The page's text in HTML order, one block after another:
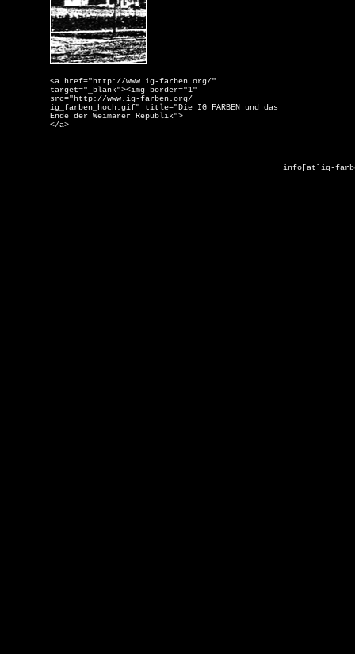
<a href="http://www.ig-farben.org/"
target="_blank"><img border="1"
src="http://www.ig-farben.org/
ig_farben_hoch.gif" title="Die IG FARBEN und das
Ende der Weimarer Republik">
</a>
info[at]ig-